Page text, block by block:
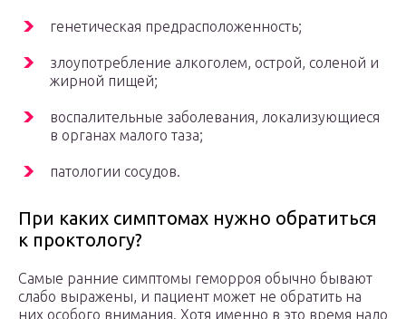
генетическая предрасположенность;
злоупотребление алкоголем, острой, соленой и
жирной пищей;
воспалительные заболевания, локализующиеся
в органах малого таза;
патологии сосудов.
При каких симптомах нужно обратиться
к проктологу?
Самые ранние симптомы геморроя обычно бывают
слабо выражены, и пациент может не обратить на
них особого внимания. Хотя именно в это время надо